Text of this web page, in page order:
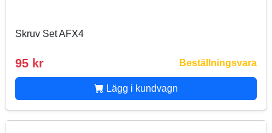
Skruv Set AFX4
95 kr Beställningsvara
Lägg i kundvagn